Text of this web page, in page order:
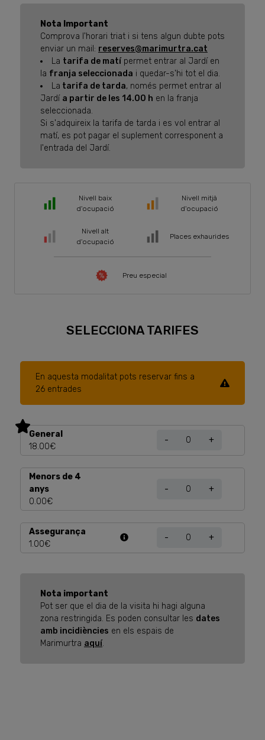
Nota Important
Comprova l'horari triat i si tens algun dubte pots
enviar un mail: reserves@marimurtra.cat
La tarifa de matípermet entrar al Jardí en
la franja seleccionada i quedar-s'hi tot el dia.
La tarifa de tarda, només permet entrar al
Jardí a partir de les 14.00 h en la franja
seleccionada.
Si s'adquireix la tarifa de tarda i es vol entrar al
matí, es pot pagar el suplement corresponent a
l'entrada del Jardí.
Nivell baix
d'ocupació
Nivell mitjà
d'ocupació
Nivell alt
d'ocupació
Places exhaurides
Preu especial
SELECCIONA TARIFES
En aquesta modalitat pots reservar fins a
26 entrades
General
18.00€
- +
Menors de 4
anys
0.00€
- +
Assegurança
1.00€
- +
Nota important
Pot ser que el dia de la visita hi hagi alguna
zona restringida. Es poden consultar les dates
amb incidiències en els espais de
Marimurtra aquí.